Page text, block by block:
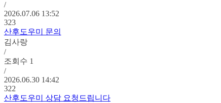
/
2026.07.06 13:52
323
산후도우미 문의
김사랑
/
조회수 1
/
2026.06.30 14:42
322
산후도우미 상담 요청드립니다